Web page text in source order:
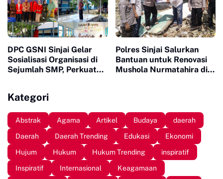
DPC GSNI Sinjai Gelar
Sosialisasi Organisasi di
Sejumlah SMP, Perkuat
Polres Sinjai Salurkan
Bantuan untuk Renovasi
Mushola Nurmatahira di
Kategori
Abstrak Agama Artikel Budaya
daerah
Daerah
Daerah Trending Edukasi
Ekonomi
Hujum
Hukum Hukum Trending
inspiratif
Inspiratif
Internasional
Keagamaan